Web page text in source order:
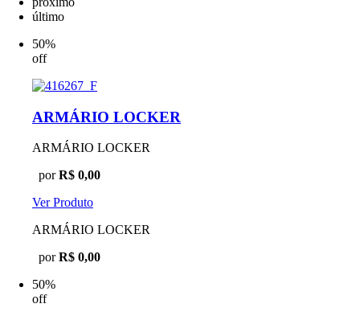
último
50%
off
ARMÁRIO LOCKER
ARMÁRIO LOCKER
porR$ 0,00
Ver Produto
ARMÁRIO LOCKER
porR$ 0,00
50%
off